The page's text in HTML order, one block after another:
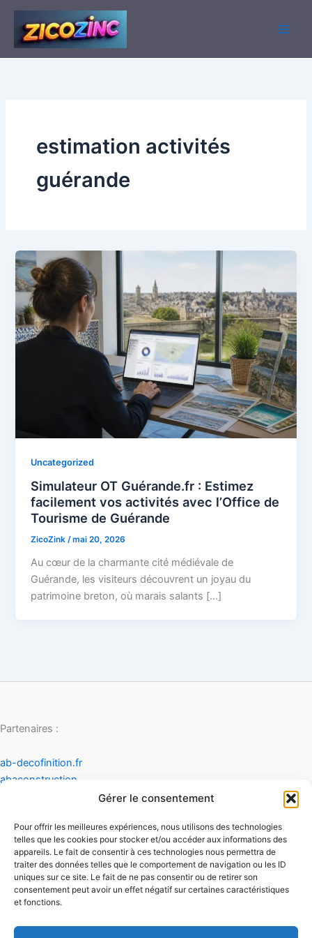
Gérer le consentement
Pour offrir les meilleures expériences, nous utilisons des technologies
telles que les cookies pour stocker et/ou accéder aux informations des
appareils. Le fait de consentir à ces technologies nous permettra de
traiter des données telles que le comportement de navigation ou les ID
uniques sur ce site. Le fait de ne pas consentir ou de retirer son
consentement peut avoir un effet négatif sur certaines caractéristiques
et fonctions.
Aller
contenu
estimation activités
guérande
Uncategorized
Simulateur OT Guérande.fr : Estimez
facilement vos activités avec l’Office de
Tourisme de Guérande
ZicoZink/mai 20, 2026
Au cœur de la charmante cité médiévale de
Guérande, les visiteurs découvrent un joyau du
patrimoine breton, où marais salants […]
Partenaires :
ab-decofinition.fr
abaconstruction
infinideco
Contact
Mentions légales
Conditions générales d'utilisation
Conditions générales de vente